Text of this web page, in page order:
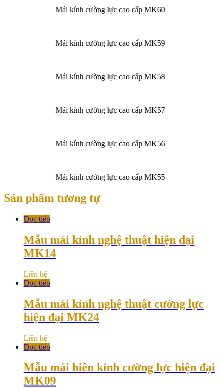
Mái kính cường lực cao cấp MK60
Mái kính cường lực cao cấp MK59
Mái kính cường lực cao cấp MK58
Mái kính cường lực cao cấp MK57
Mái kính cường lực cao cấp MK56
Mái kính cường lực cao cấp MK55
Sản phẩm tương tự
Đọc tiếp
Mẫu mái kính nghệ thuật hiện đại
MK14
Liên hệ
Đọc tiếp
Mẫu mái kính nghệ thuật cường lực
hiện đại MK24
Liên hệ
Đọc tiếp
Mẫu mái hiên kính cường lực hiện đại
MK09